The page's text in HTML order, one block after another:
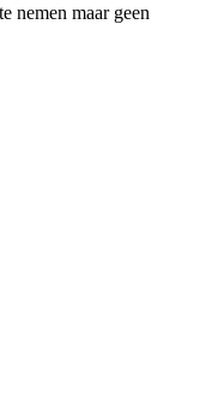
nemen maar geen